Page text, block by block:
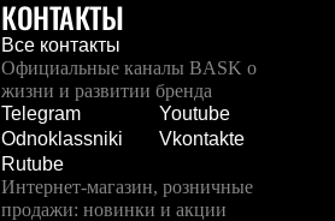
КОНТАКТЫ
Все контакты
Официальные каналы BASK о
жизни и развитии бренда
Telegram
Youtube
Odnoklassniki
Vkontakte
Rutube
Интернет-магазин, розничные
продажи: новинки и акции